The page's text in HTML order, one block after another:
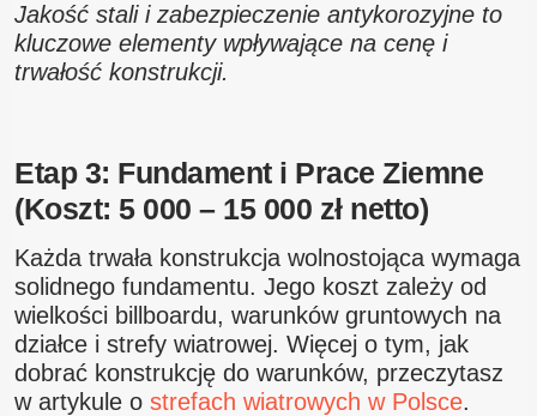
Jakość stali i zabezpieczenie antykorozyjne to
kluczowe elementy wpływające na cenę i
trwałość konstrukcji.
Etap 3: Fundament i Prace Ziemne
(Koszt: 5 000 – 15 000 zł netto)
Każda trwała konstrukcja wolnostojąca wymaga
solidnego fundamentu. Jego koszt zależy od
wielkości billboardu, warunków gruntowych na
działce i strefy wiatrowej. Więcej o tym, jak
dobrać konstrukcję do warunków, przeczytasz
w artykule o strefach wiatrowych w Polsce.